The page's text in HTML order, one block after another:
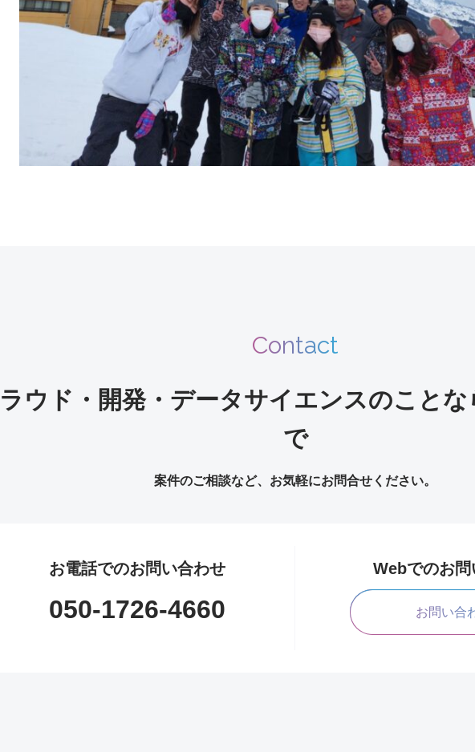
Contact
ウド・開発・データサイエンスのことな
で
案件のご相談など、お気軽にお問合せください。
お電話でのお問い合わせ
050-1726-4660
Webでのお問
お問い合